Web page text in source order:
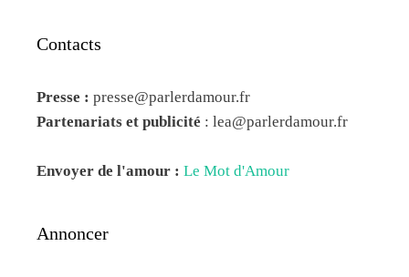
Contacts
Presse : presse@parlerdamour.fr
Partenariats et publicité : lea@parlerdamour.fr
Envoyer de l'amour : Le Mot d'Amour
Annoncer